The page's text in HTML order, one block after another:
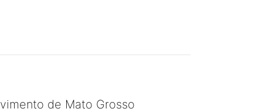
de Mato Grosso